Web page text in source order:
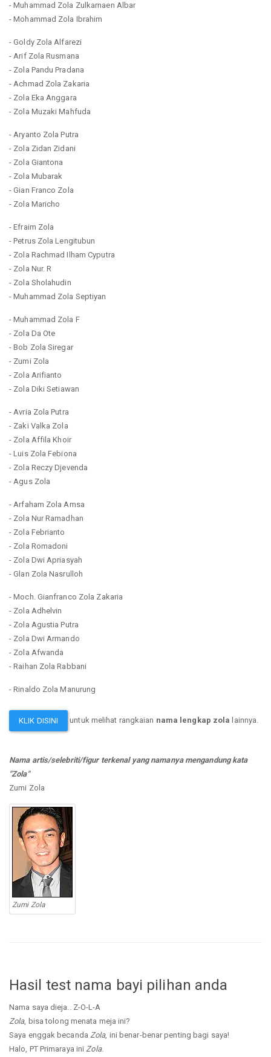
- Muhammad Zola Zulkarnaen Albar
- Mohammad Zola Ibrahim
- Goldy Zola Alfarezi
- Arif Zola Rusmana
- Zola Pandu Pradana
- Achmad Zola Zakaria
- Zola Eka Anggara
- Zola Muzaki Mahfuda
- Aryanto Zola Putra
- Zola Zidan Zidani
- Zola Giantona
- Zola Mubarak
- Gian Franco Zola
- Zola Maricho
- Efraim Zola
- Petrus Zola Lengitubun
- Zola Rachmad Ilham Cyputra
- Zola Nur. R
- Zola Sholahudin
- Muhammad Zola Septiyan
- Muhammad Zola F
- Zola Da Ote
- Bob Zola Siregar
- Zumi Zola
- Zola Arifianto
- Zola Diki Setiawan
- Avria Zola Putra
- Zaki Valka Zola
- Zola Affila Khoir
- Luis Zola Febiona
- Zola Reczy Djevenda
- Agus Zola
- Arfaham Zola Amsa
- Zola Nur Ramadhan
- Zola Febrianto
- Zola Romadoni
- Zola Dwi Apriasyah
- Glan Zola Nasrulloh
- Moch. Gianfranco Zola Zakaria
- Zola Adhelvin
- Zola Agustia Putra
- Zola Dwi Armando
- Zola Afwanda
- Raihan Zola Rabbani
- Rinaldo Zola Manurung
KLIK DISINI untuk melihat rangkaian nama lengkap zola lainnya.
Nama artis/selebriti/figur terkenal yang namanya mengandung kata
"Zola"
Zumi Zola
Zumi Zola
Hasil test nama bayi pilihan anda
Nama saya dieja.. Z-O-L-A
Zola, bisa tolong menata meja ini?
Saya enggak becanda Zola, ini benar-benar penting bagi saya!
Halo, PT Primaraya ini Zola.